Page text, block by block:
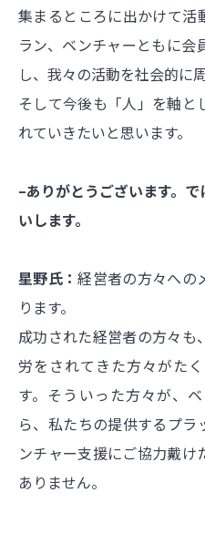
集まるところに出かけて活
ラン、ベンチャーともに
し、我々の活動を社会的に
そして今後も「人」を軸と
れていきたいと思います。
–ありがとうございます。
いします。
星野氏：経営者の方々への
ります。
成功された経営者の方々も
労をされてきた方々がた
す。そういった方々が、
ら、私たちの提供するプ
ンチャー支援にご協力戴
ありません。